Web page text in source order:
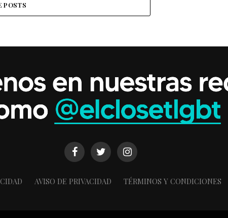
POSTS
AVISO DE PRIVACIDAD TÉRMINOS Y CONDICIONES